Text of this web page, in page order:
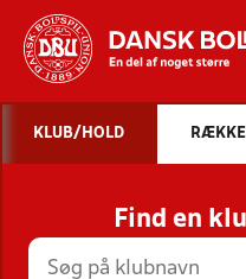
STILLINGER,
KLUB/HOLD RÆKKE
Find en